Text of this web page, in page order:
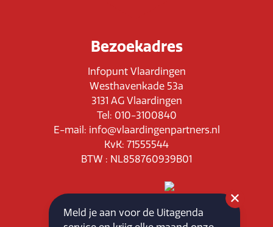
Bezoekadres
Infopunt Vlaardingen
Westhavenkade 53a
3131 AG Vlaardingen
Tel: 010-3100840
E-mail: info@vlaardingenpartners.nl
KvK: 71555544
BTW : NL858760939B01
Meld je aan voor de Uitagenda